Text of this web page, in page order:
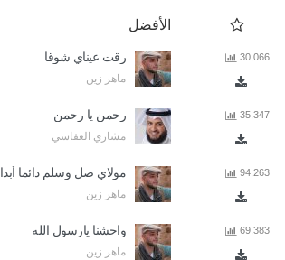
30,066
35,347
94,263
69,383
الأفضل
رقت عيناي شوقا
ماهر زين
رحمن يا رحمن
مشاري العفاسي
مولاي صل وسلم دائما أبدا
ماهر زين
واحشنا يارسول الله
ماهر زين